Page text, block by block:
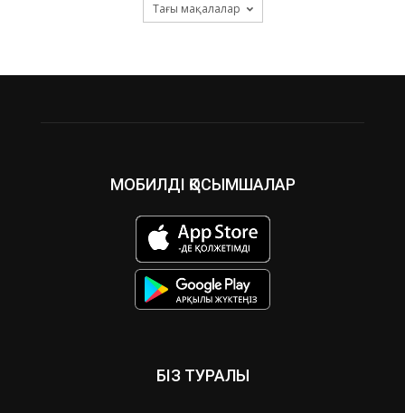
Тағы мақалалар
МОБИЛДІ ҚОСЫМШАЛАР
БІЗ ТУРАЛЫ